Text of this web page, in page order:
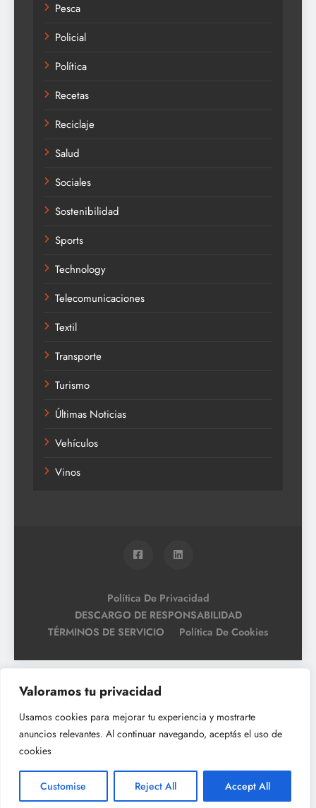
Valoramos tu privacidad
Usamos cookies para mejorar tu experiencia y mostrarte
anuncios relevantes. Al continuar navegando, aceptás el uso de
cookies
Customise Reject All Accept All
Pesca
Policial
Política
Recetas
Reciclaje
Salud
Sociales
Sostenibilidad
Sports
Technology
Telecomunicaciones
Textil
Transporte
Turismo
Últimas Noticias
Vehículos
Vinos
Política De Privacidad
DESCARGO DE RESPONSABILIDAD
TÉRMINOS DE SERVICIO
Política De Cookies